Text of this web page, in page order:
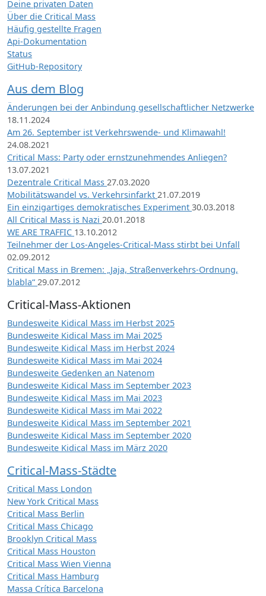
Deine privaten Daten
Über die Critical Mass
Häufig gestellte Fragen
Api-Dokumentation
Status
GitHub-Repository
Aus dem Blog
Änderungen bei der Anbindung gesellschaftlicher Netzwerke
18.11.2024
Am 26. September ist Verkehrswende- und Klimawahl!
24.08.2021
Critical Mass: Party oder ernstzunehmendes Anliegen?
13.07.2021
Dezentrale Critical Mass 27.03.2020
Mobilitätswandel vs. Verkehrsinfarkt 21.07.2019
Ein einzigartiges demokratisches Experiment 30.03.2018
All Critical Mass is Nazi 20.01.2018
WE ARE TRAFFIC 13.10.2012
Teilnehmer der Los-Angeles-Critical-Mass stirbt bei Unfall
02.09.2012
Critical Mass in Bremen: „Jaja, Straßenverkehrs-Ordnung,
blabla“ 29.07.2012
Critical-Mass-Aktionen
Bundesweite Kidical Mass im Herbst 2025
Bundesweite Kidical Mass im Mai 2025
Bundesweite Kidical Mass im Herbst 2024
Bundesweite Kidical Mass im Mai 2024
Bundesweite Gedenken an Natenom
Bundesweite Kidical Mass im September 2023
Bundesweite Kidical Mass im Mai 2023
Bundesweite Kidical Mass im Mai 2022
Bundesweite Kidical Mass im September 2021
Bundesweite Kidical Mass im September 2020
Bundesweite Kidical Mass im März 2020
Critical-Mass-Städte
Critical Mass London
New York Critical Mass
Critical Mass Berlin
Critical Mass Chicago
Brooklyn Critical Mass
Critical Mass Houston
Critical Mass Wien Vienna
Critical Mass Hamburg
Massa Crítica Barcelona